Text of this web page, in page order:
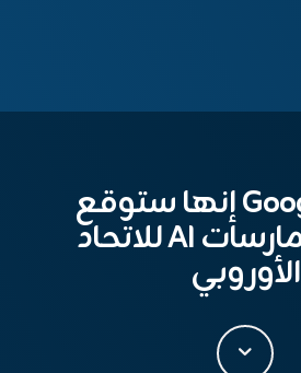
تقول Google إنها ستوقع
مدونة ممارسات AI للاتحاد
الأوروبي